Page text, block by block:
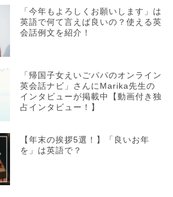
「今年もよろしくお願いします」は
英語で何て言えば良いの？使える英
会話例文を紹介！
「帰国子女えいごパパのオンライン
英会話ナビ」さんにMarika先生の
インタビューが掲載中【動画付き独
占インタビュー！】
【年末の挨拶5選！】「良いお年
を」は英語で？